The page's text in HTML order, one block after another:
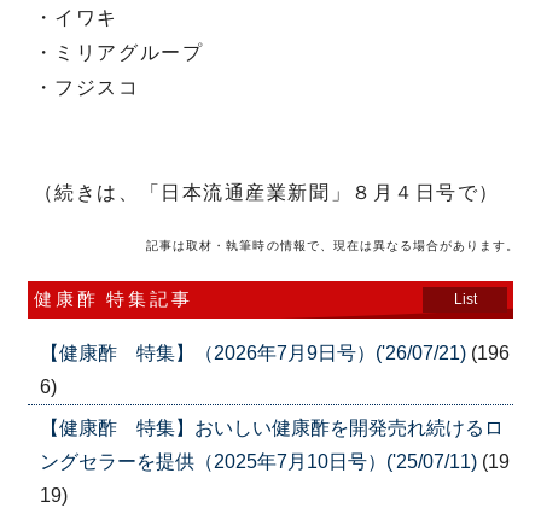
・イワキ
・ミリアグループ
・フジスコ
（続きは、「日本流通産業新聞」８月４日号で）
記事は取材・執筆時の情報で、現在は異なる場合があります。
健康酢 特集記事 List
【健康酢 特集】（2026年7月9日号）('26/07/21) (196
6)
【健康酢 特集】おいしい健康酢を開発売れ続けるロ
ングセラーを提供（2025年7月10日号）('25/07/11) (19
19)